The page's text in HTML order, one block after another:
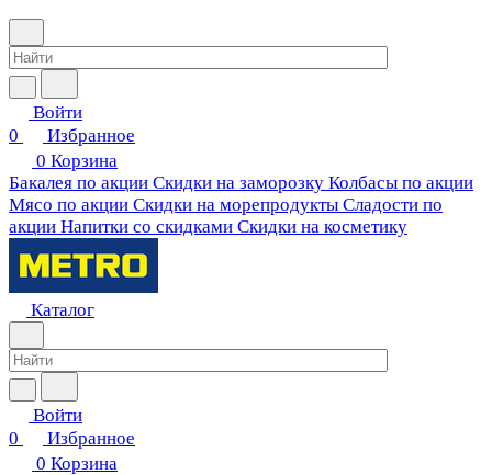
Войти
0
Избранное
0 Корзина
Бакалея по акции Скидки на заморозку Колбасы по акции
Мясо по акции Скидки на морепродукты Сладости по
акции Напитки со скидками Скидки на косметику
Каталог
Войти
0
Избранное
0 Корзина